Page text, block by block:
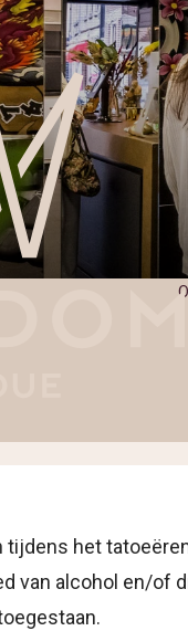
tijdens het
van alcohol en/of